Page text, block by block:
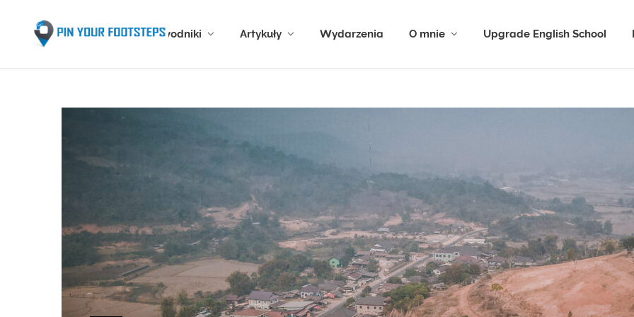
Przewodniki Artykuły Wydarzenia O mnie Upgrade English School